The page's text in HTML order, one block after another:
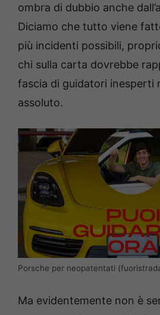
ombra di dubbio anche
Diciamo che tutto viene
più incidenti possibili,
chi sulla carta dovrebbe
fascia di guidatori inesperti
assoluto.
Porsche per neopatentati
Ma evidentemente non è